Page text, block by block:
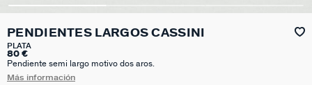
PENDIENTES LARGOS CASSINI
PLATA
80 €
Pendiente semi largo motivo dos aros.
Más información